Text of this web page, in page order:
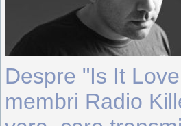
Despre "Is It
membri Radio